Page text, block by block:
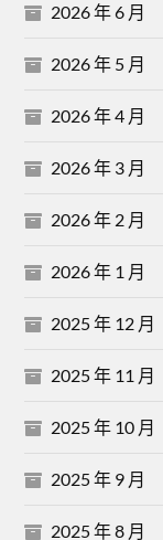
2026 年 6 月
2026 年 5 月
2026 年 4 月
2026 年 3 月
2026 年 2 月
2026 年 1 月
2025 年 12 月
2025 年 11 月
2025 年 10 月
2025 年 9 月
2025 年 8 月